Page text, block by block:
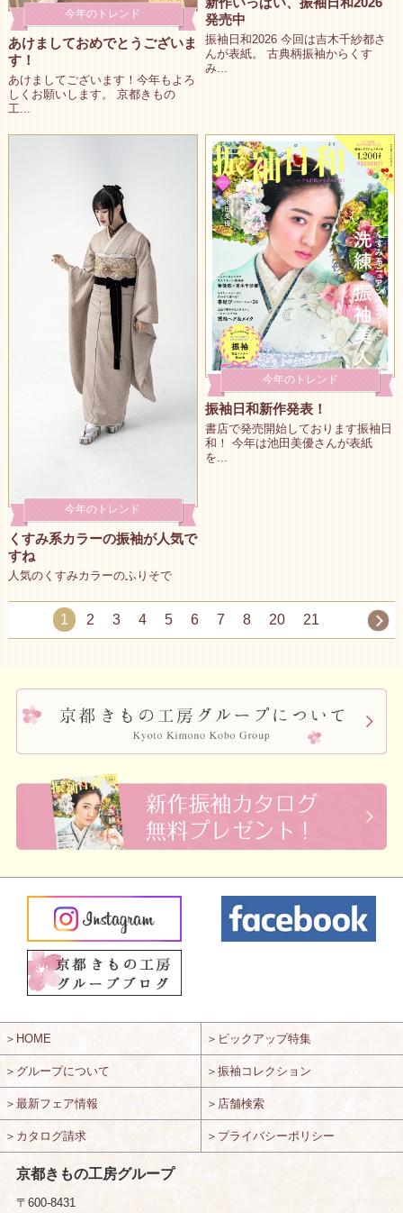
今年のトレンド
あけましておめでとうございま
す！
あけましてございます！今年もよろ
しくお願いします。 京都きもの
工...
発売中
振袖日和2026 今回は吉木千紗都さ
んが表紙。 古典柄振袖からくす
み...
今年のトレンド
くすみ系カラーの振袖が人気で
すね
人気のくすみカラーのふりそで
今年のトレンド
振袖日和新作発表！
書店で発売開始しております振袖日
和！ 今年は池田美優さんが表紙
を...
1 2 3 4 5 6 7 8 20 21
＞ HOME ＞ ピックアップ特集
＞ グループについて ＞ 振袖コレクション
＞ 最新フェア情報 ＞ 店舗検索
＞ カタログ請求 ＞ プライバシーポリシー
京都きもの工房グループ
〒600-8431